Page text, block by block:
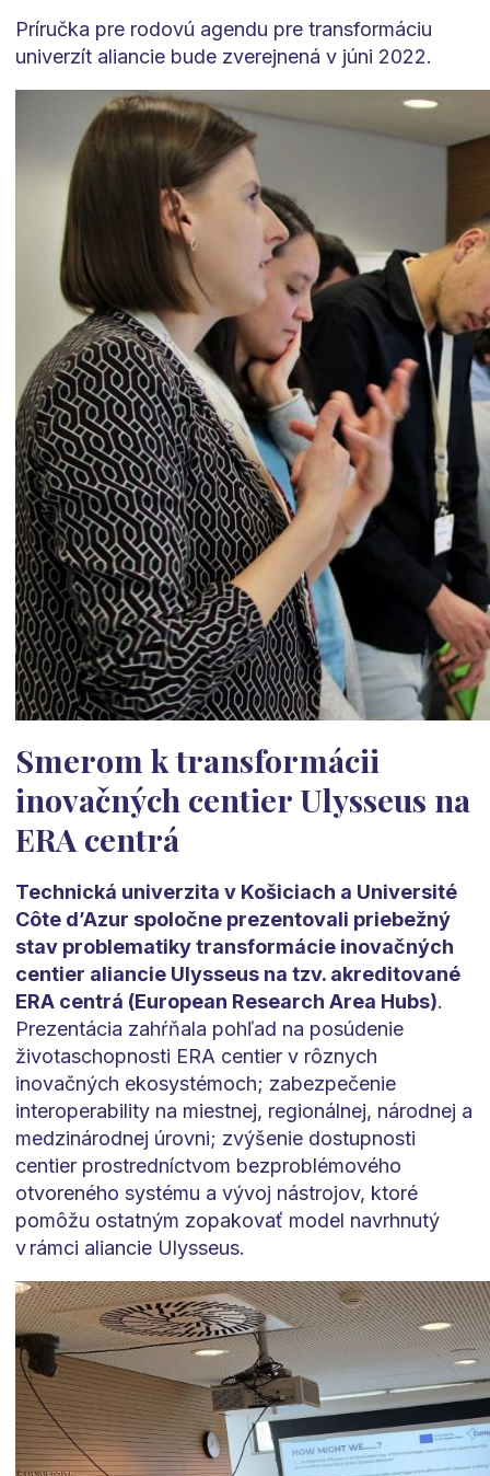
Príručka pre rodovú agendu pre transformáciu
univerzít aliancie bude zverejnená v júni 2022.
Smerom k transformácii
inovačných centier Ulysseus na
ERA centrá
Technická univerzita v Košiciach a Université
Côte d’Azur spoločne prezentovali priebežný
stav problematiky transformácie inovačných
centier aliancie Ulysseus na tzv. akreditované
ERA centrá (European Research Area Hubs).
Prezentácia zahŕňala pohľad na posúdenie
životaschopnosti ERA centier v rôznych
inovačných ekosystémoch; zabezpečenie
interoperability na miestnej, regionálnej, národnej a
medzinárodnej úrovni; zvýšenie dostupnosti
centier prostredníctvom bezproblémového
otvoreného systému a vývoj nástrojov, ktoré
pomôžu ostatným zopakovať model navrhnutý
v rámci aliancie Ulysseus.